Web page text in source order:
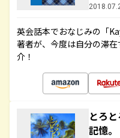
英会話本でおなじみの「
著者が、今度は自分の滞
介！
とろ
記憶